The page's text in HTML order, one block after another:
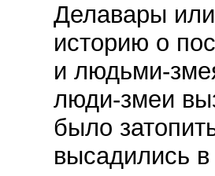
Делавары
историю о
и людьми-
люди-змеи
было
высадились